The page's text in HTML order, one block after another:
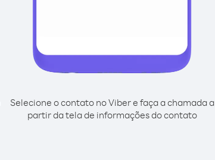
Selecione o contato no Viber e faça a chamada a
partir da tela de informações do contato